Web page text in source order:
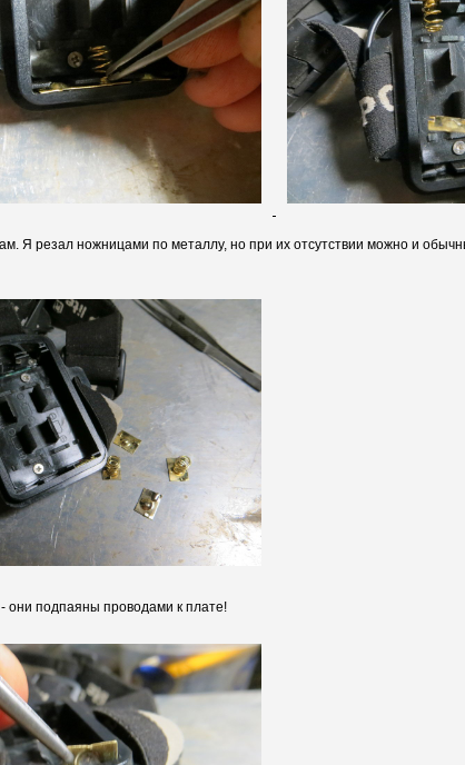
Я резал ножницами по металлу, но при их отсутствии можно и
они подпаяны проводами к плате!